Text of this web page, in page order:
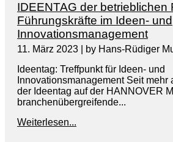
IDEENTAG der betrieblichen
Führungskräfte im Ideen- und
Innovationsmanagement
11. März 2023
by Hans-Rüdiger
Ideentag: Treffpunkt für Ideen- und
Innovationsmanagement Seit mehr
der Ideentag auf der HANNOVER
branchenübergreifende...
Weiterlesen...